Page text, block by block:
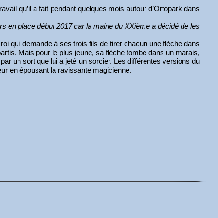
qu’il a fait pendant quelques mois autour d’Ortopark dans
en place début 2017 car la mairie du XXième a décidé de les
qui demande à ses trois fils de tirer chacun une flèche dans
Mais pour le plus jeune, sa flèche tombe dans un marais,
un sort que lui a jeté un sorcier. Les différentes versions du
en épousant la ravissante magicienne.